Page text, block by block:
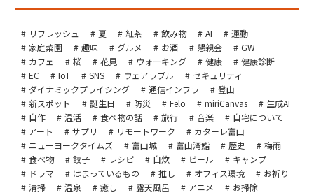
リフレッシュ 夏 紅茶 飲み物 AI
運動
家庭菜園
趣味 グルメ お酒 懇親会
GW
カフェ
桜 花見 ウォーキング 健康
健康診断
EC
IoT SNS ウェアラブル
セキュリティ
ダイナミックプライシング
通信インフラ
登山
新スポット
誕生日 防災 Felo miriCanvas
生成AI
自作
温活 食べ物の話 旅行 音楽
自宅について
アート
サプリ リモートワーク
カターレ富山
ニューヨークタイムズ
富山城 富山湾鮨 歴史
梅雨
食べ物
餃子 レシピ 自炊 ビール
キャンプ
ドラマ
はまっているもの 推し オフィス環境
お祈り
清掃
温泉 癒し 露天風呂 アニメ
お掃除